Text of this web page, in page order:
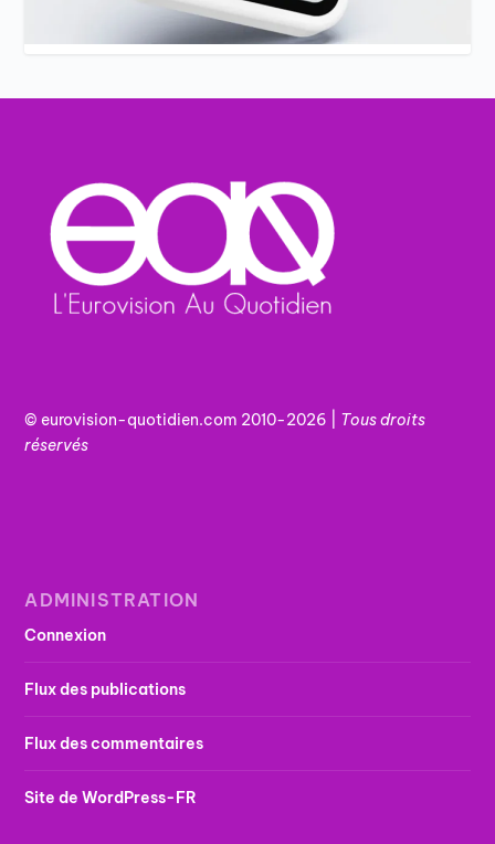
© eurovision-quotidien.com 2010-2026 | Tousdroits
réservés
ADMINISTRATION
Connexion
Flux des publications
Flux des commentaires
Site de WordPress-FR